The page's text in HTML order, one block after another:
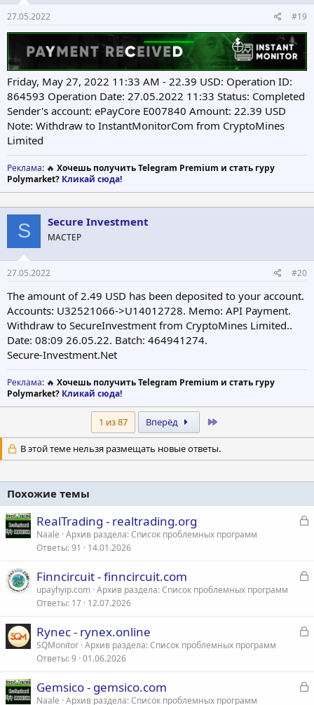
27.05.2022 #19
Friday, May 27, 2022 11:33 AM - 22.39 USD: Operation ID:
864593 Operation Date: 27.05.2022 11:33 Status: Completed
Sender's account: ePayCore E007840 Amount: 22.39 USD
Note: Withdraw to InstantMonitorCom from CryptoMines
Limited
Реклама: 🔥 Хочешь получить Telegram Premium и стать гуру
Polymarket? Кликай сюда!
S Secure Investment
МАСТЕР
27.05.2022 #20
The amount of 2.49 USD has been deposited to your account.
Accounts: U32521066->U14012728. Memo: API Payment.
Withdraw to SecureInvestment from CryptoMines Limited..
Date: 08:09 26.05.22. Batch: 464941274.
Secure-Investment.Net
Реклама: 🔥 Хочешь получить Telegram Premium и стать гуру
Polymarket? Кликай сюда!
1 из 87 Вперёд
В этой теме нельзя размещать новые ответы.
Похожие темы
З
RealTrading - realtrading.org
Naale Архив раздела: Список проблемных программ
Ответы 91 14.01.2026
З
Finncircuit - finncircuit.com
upayhyip.com Архив раздела: Список проблемных программ
Ответы 17 12.07.2026
З
Rynec - rynex.online
SQMonitor Архив раздела: Список проблемных программ
Ответы 9 01.06.2026
З
Gemsico - gemsico.com
Naale Архив раздела: Список проблемных программ